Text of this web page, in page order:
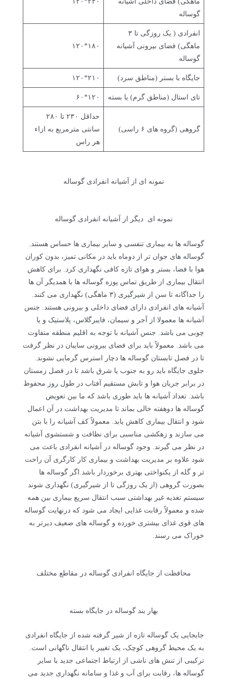
گوساله
انفرادی ( یک روزگی تا ۳
ماهگی) فضای بیرونی آشیانه
گوساله
۱۸۰*۱۲۰
جایگاه با بستر (مناطق سرد) ۲۱۰*۱۲۰
تای استال (مناطق گرم) یا بسته ۱۲۰*۶۰
گروهی (گروه های ۶ راسی)
حداقل ۲۳۰ تا ۲۸۰
سانتی مترمربع به ازاء
هر راس
نمونه ای از آشیانه انفرادی گوساله
نمونه ای دیگر از آشیانه انفرادی گوساله
گوساله ها به بیماری تنفسی و سایر بیماری ها حساس هستند.
گوساله های جوان تر از دوماه باید در مکانی تمیز، بدون کوران
هوا با فضا، بستر و هوای تازه کافی نگهداری کرد. برای کاهش
انتقال بیماری از طریق تماس پوزه گوساله ها با همدیگر آن ها
را جداگانه تا سن از شیرگیری (۳ ماهگی) نگهداری می کنند.
آشیانه های انفرادی دارای فضای داخلی و بیرونی هستند. جنس
آشیانه ها معمولا از آجر و سیمان، فایبرگلاس، پلاستیک و یا
چوبی می باشد. جنس آشیانه با توجه به اقلیم منطقه متفاوت
می باشد. معمولاً باید برای فضای بیرونی سایبان در نظر گرفت
تا در فصل تابستان گوساله ها دچار استرس گرمایی نشوند.
جلوی جایگاه باید رو به جنوب یا شرق باشد تا در فصل زمستان
در برابر جریان هوا و تابش مستقیم آفتاب در طول روز محفوظ
باشد. تعداد آشیانه ها باید طوری باشد که ما بین تعویض
گوساله ها دوهفته خالی بماند تا مدیریت بهداشت در آن اعمال
شود و انتقال بیماری کاهش یابد. معمولاً کف آشیانه را با بتن
می سازند و زهکشی مناسبی برای نظافت و شستشوی آشیانه
در نظر می گیرند. وجود گوساله در آشیانه انفرادی باعث می
شود علاوه بر مدیریت بهداشت و بیماری کار کارگری آن راحت
تر و گله از یکنواختی بهتری برخوردار باشد.اگر گوساله ها
بصورت گروهی (از یک روزگی تا از شیرگیری) نگهداری شوند
سیستم تغذیه غیر بهداشتی سبب انتقال سریع بیماری بین همه
شده و معمولاً رقابت غذایی ایجاد می شود که درنهایت گوساله
های قوی غذای بیشتری خورده و گوساله های ضعیف دیرتر به
خوراک می رسند.
محافظت از جایگاه انفرادی گوساله در مقاطع مختلف
بهار بند گوساله در جایگاه بسته
جابجایی یک گوساله تازه از شیر گرفته شده از جایگاه انفرادی
به یک محیط گروهی کوچک، یک تغییر یا انتقال ناگهانی است.
ترکیبی از تنش های ناشی از ارتباط اجتماعی جدید با سایر
گوساله ها، رقابت برای آب و غذا و سامانه نگهداری جدید می